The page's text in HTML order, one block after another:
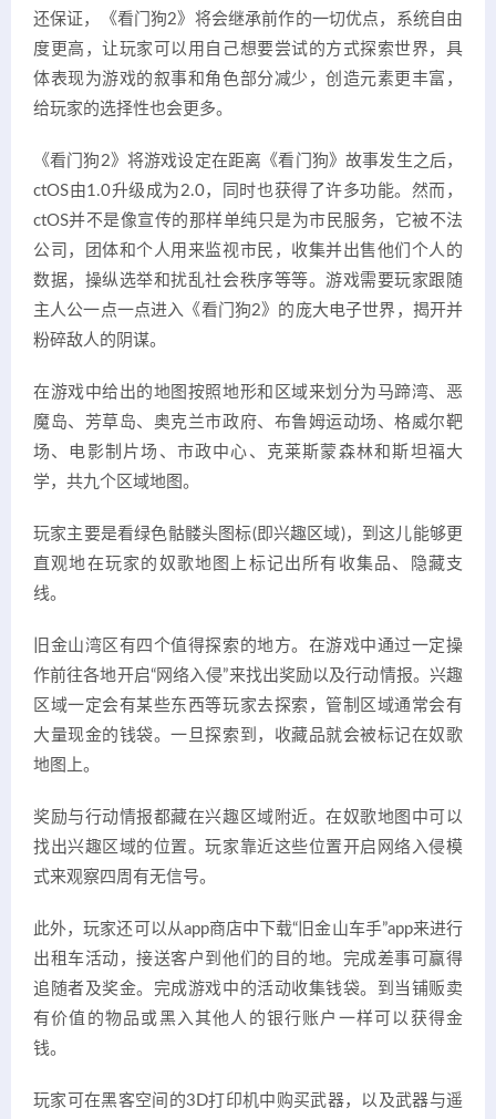
还保证，《看门狗2》将会继承前作的一切优点，系统自由
度更高，让玩家可以用自己想要尝试的方式探索世界，具
体表现为游戏的叙事和角色部分减少，创造元素更丰富，
给玩家的选择性也会更多。
《看门狗2》将游戏设定在距离《看门狗》故事发生之后，
ctOS由1.0升级成为2.0，同时也获得了许多功能。然而，
ctOS并不是像宣传的那样单纯只是为市民服务，它被不法
公司，团体和个人用来监视市民，收集并出售他们个人的
数据，操纵选举和扰乱社会秩序等等。游戏需要玩家跟随
主人公一点一点进入《看门狗2》的庞大电子世界，揭开并
粉碎敌人的阴谋。
在游戏中给出的地图按照地形和区域来划分为马蹄湾、恶
魔岛、芳草岛、奥克兰市政府、布鲁姆运动场、格威尔靶
场、电影制片场、市政中心、克莱斯蒙森林和斯坦福大
学，共九个区域地图。
玩家主要是看绿色骷髅头图标(即兴趣区域)，到这儿能够更
直观地在玩家的奴歌地图上标记出所有收集品、隐藏支
线。
旧金山湾区有四个值得探索的地方。在游戏中通过一定操
作前往各地开启“网络入侵”来找出奖励以及行动情报。兴趣
区域一定会有某些东西等玩家去探索，管制区域通常会有
大量现金的钱袋。一旦探索到，收藏品就会被标记在奴歌
地图上。
奖励与行动情报都藏在兴趣区域附近。在奴歌地图中可以
找出兴趣区域的位置。玩家靠近这些位置开启网络入侵模
式来观察四周有无信号。
此外，玩家还可以从app商店中下载“旧金山车手”app来进行
出租车活动，接送客户到他们的目的地。完成差事可赢得
追随者及奖金。完成游戏中的活动收集钱袋。到当铺贩卖
有价值的物品或黑入其他人的银行账户一样可以获得金
钱。
玩家可在黑客空间的3D打印机中购买武器，以及武器与遥